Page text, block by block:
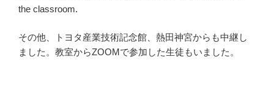
the classroom.
その他、トヨタ産業技術記念館、熱田神宮からも中継し
ました。教室からZOOMで参加した生徒もいました。